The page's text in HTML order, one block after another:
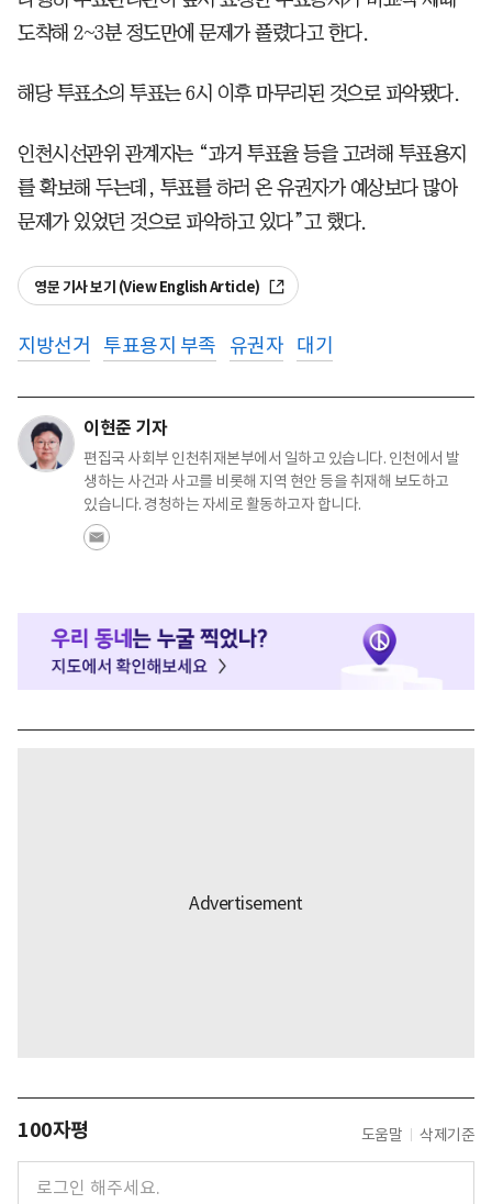
도착해 2~3분 정도만에 문제가 풀렸다고 한다.
해당 투표소의 투표는 6시 이후 마무리된 것으로 파악됐다.
인천시선관위 관계자는 “과거 투표율 등을 고려해 투표용지
를 확보해 두는데, 투표를 하러 온 유권자가 예상보다 많아
문제가 있었던 것으로 파악하고 있다”고 했다.
영문 기사 보기 (View English Article)
지방선거 투표용지 부족 유권자 대기
이현준 기자
편집국 사회부 인천취재본부에서 일하고 있습니다. 인천에서 발
생하는 사건과 사고를 비롯해 지역 현안 등을 취재해 보도하고
있습니다. 경청하는 자세로 활동하고자 합니다.
100자평 도움말 삭제기준